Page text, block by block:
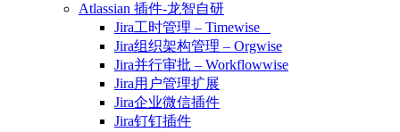
Atlassian 插件-龙智自研
Jira工时管理 – Timewise
Jira组织架构管理 – Orgwise
Jira并行审批 – Workflowwise
Jira用户管理扩展
Jira企业微信插件
Jira钉钉插件